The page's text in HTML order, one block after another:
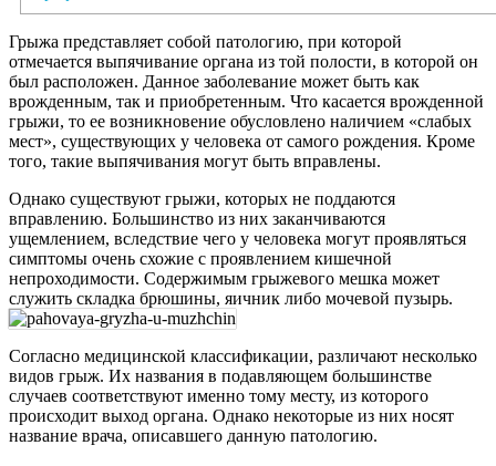
Грыжа представляет собой патологию, при которой
отмечается выпячивание органа из той полости, в которой он
был расположен. Данное заболевание может быть как
врожденным, так и приобретенным. Что касается врожденной
грыжи, то ее возникновение обусловлено наличием «слабых
мест», существующих у человека от самого рождения. Кроме
того, такие выпячивания могут быть вправлены.
Однако существуют грыжи, которых не поддаются
вправлению. Большинство из них заканчиваются
ущемлением, вследствие чего у человека могут проявляться
симптомы очень схожие с проявлением кишечной
непроходимости. Содержимым грыжевого мешка может
служить складка брюшины, яичник либо мочевой пузырь.
Согласно медицинской классификации, различают несколько
видов грыж. Их названия в подавляющем большинстве
случаев соответствуют именно тому месту, из которого
происходит выход органа. Однако некоторые из них носят
название врача, описавшего данную патологию.